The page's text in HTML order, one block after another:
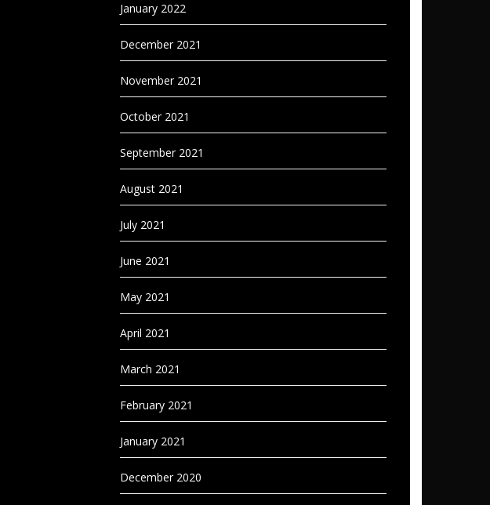
January 2022
December 2021
November 2021
October 2021
September 2021
August 2021
July 2021
June 2021
May 2021
April 2021
March 2021
February 2021
January 2021
December 2020